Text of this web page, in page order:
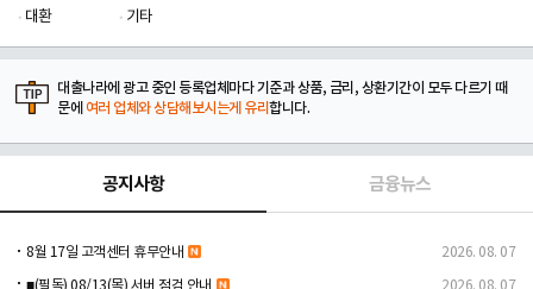
대환
기타
대출나라에 광고 중인 등록업체마다 기준과 상품, 금리, 상환기간이 모두 다르기 때
문에 여러 업체와 상담해보시는게 유리합니다.
공지사항 금융뉴스
8월 17일 고객센터 휴무안내 2026. 08. 07
■(필독) 08/13(목) 서버 점검 안내 2026. 08. 07